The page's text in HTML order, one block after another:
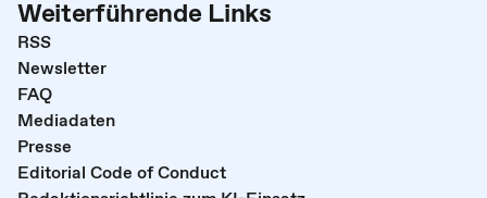
Weiterführende Links
RSS
Newsletter
FAQ
Mediadaten
Presse
Editorial Code of Conduct